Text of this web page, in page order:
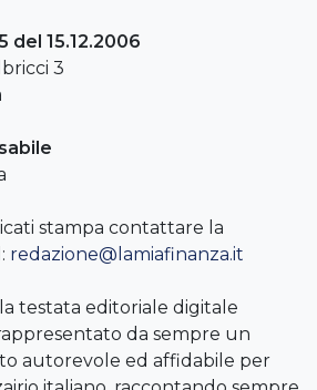
del 15.12.2006
3
stampa contattare la
redazione@lamiafinanza.it
testata editoriale digitale
da sempre un
autorevole ed affidabile per